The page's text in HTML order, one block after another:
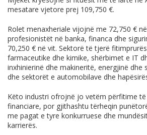
mesatare vjetore prej 109,750 €.
Rolet menaxheriale vijojnë me 72,750 €
profesionistët në banka, financa dhe
70,250 € në vit. Sektorë të tjerë
farmaceutike dhe kimike, shërbimet e IT
inxhinierinë dhe makineritë, energjinë dhe
dhe sektorët e automobilave dhe
Këto industri ofrojnë jo vetëm përfitime
financiare, por gjithashtu tërheqin
me pagat e tyre konkurruese dhe
karrierës.